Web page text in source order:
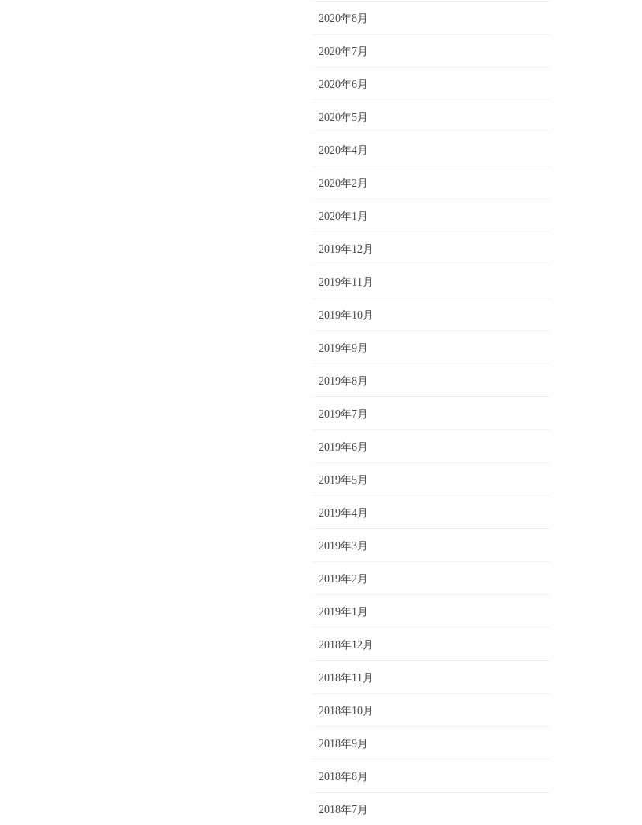
2020年8月
2020年7月
2020年6月
2020年5月
2020年4月
2020年2月
2020年1月
2019年12月
2019年11月
2019年10月
2019年9月
2019年8月
2019年7月
2019年6月
2019年5月
2019年4月
2019年3月
2019年2月
2019年1月
2018年12月
2018年11月
2018年10月
2018年9月
2018年8月
2018年7月